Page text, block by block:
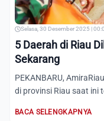
Selasa, 30 Desember 2025 |
5 Daerah di Riau
Sekarang
PEKANBARU,
di provinsi Riau saat ini
BACA SELENGKAPNYA